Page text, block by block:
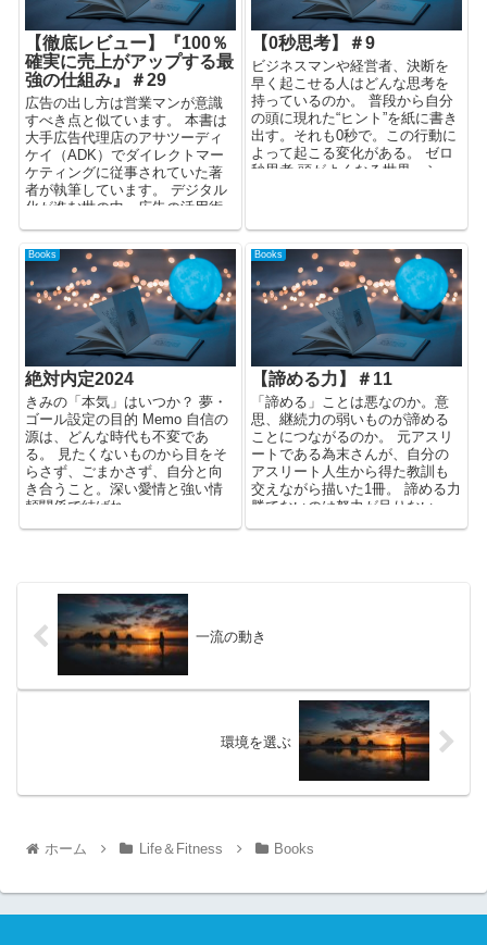
【徹底レビュー】『100％
確実に売上がアップする最
強の仕組み』＃29
広告の出し方は営業マンが意識
すべき点と似ています。 本書は
大手広告代理店のアサツーディ
ケイ（ADK）でダイレクトマー
ケティングに従事されていた著
者が執筆しています。 デジタル
化が進む世の中、広告の活用術
【0秒思考】＃9
ビジネスマンや経営者、決断を
早く起こせる人はどんな思考を
持っているのか。 普段から自分
の頭に現れた“ヒント”を紙に書き
出す。それも0秒で。この行動に
よって起こる変化がある。 ゼロ
秒思考 頭がよくなる世界一シ
Books
絶対内定2024
きみの「本気」はいつか？ 夢・
ゴール設定の目的 Memo 自信の
源は、どんな時代も不変であ
る。 見たくないものから目をそ
らさず、ごまかさず、自分と向
き合うこと。深い愛情と強い情
頼関係で結ばれ...
Books
【諦める力】＃11
「諦める」ことは悪なのか。意
思、継続力の弱いものが諦める
ことにつながるのか。 元アスリ
ートである為末さんが、自分の
アスリート人生から得た教訓も
交えながら描いた1冊。 諦める力
勝てないのは努力が足りない
一流の動き
環境を選ぶ
ホーム Life＆Fitness Books